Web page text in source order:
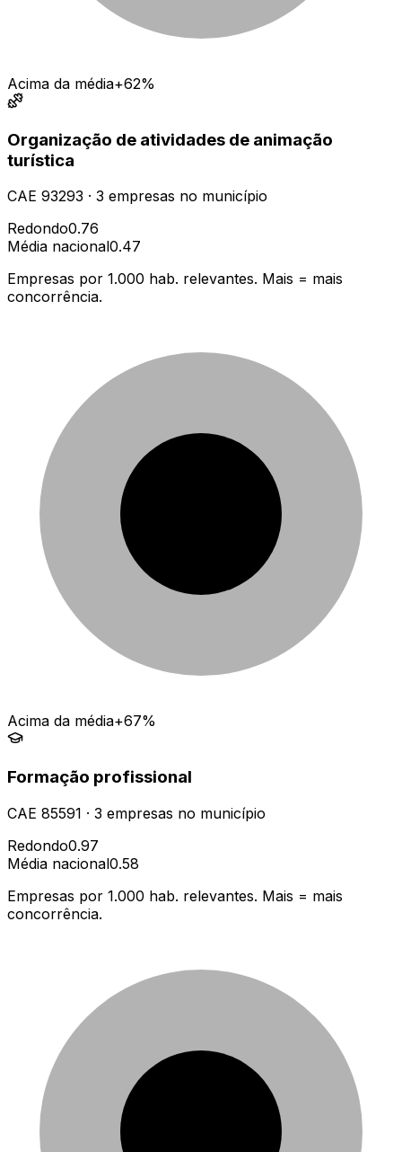
Acima da média+62%
Organização de atividades de animação
turística
CAE 93293 · 3 empresas no município
Redondo0.76
Média nacional0.47
Empresas por 1.000 hab. relevantes. Mais = mais
concorrência.
Acima da média+67%
Formação profissional
CAE 85591 · 3 empresas no município
Redondo0.97
Média nacional0.58
Empresas por 1.000 hab. relevantes. Mais = mais
concorrência.